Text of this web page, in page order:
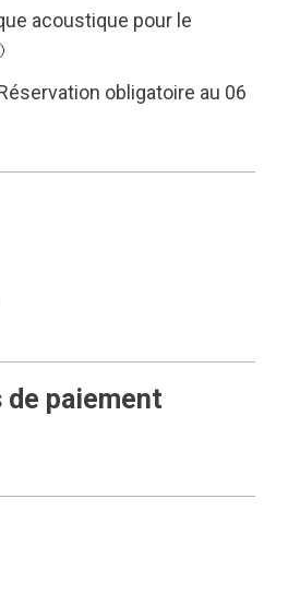
acoustique pour le
obligatoire au 06
paiement